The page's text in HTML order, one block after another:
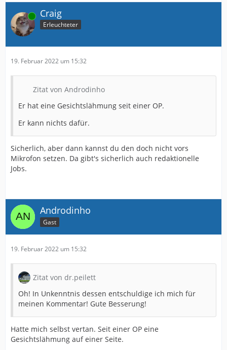
Online Craig
Erleuchteter
19. Februar 2022 um 15:32
Zitat von Androdinho
Er hat eine Gesichtslähmung seit einer OP.
Er kann nichts dafür.
Sicherlich, aber dann kannst du den doch nicht vors
Mikrofon setzen. Da gibt's sicherlich auch redaktionelle
Jobs.
Androdinho
Gast
19. Februar 2022 um 15:32
Zitat von dr.peilett
Oh! In Unkenntnis dessen entschuldige ich mich für
meinen Kommentar! Gute Besserung!
Hatte mich selbst vertan. Seit einer OP eine
Gesichtslähmung auf einer Seite.